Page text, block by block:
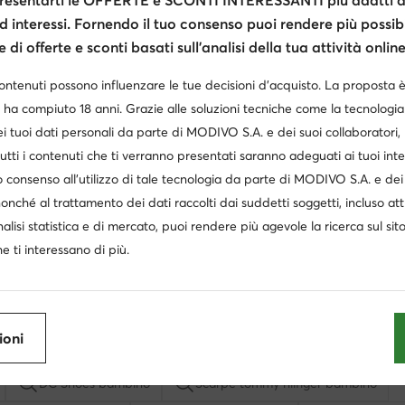
extra -10% Codice: SUMMER
XA PRO WP J L49308100 · Scarpe running
€
extra -10% Codice: SUMMER
Asics
Upcourt 6 Gs 1074A045 · Scarpe indoor
Prezzo attuale
48,99
Prezzo più basso47,99 €
extra
Reebok
Scarpe
Prezzo
€
Prezzo
Prezzo
Scarpe da trekking ed escursionismo per bambino Keen
DC Shoes bambino Scarpe tommy hilfiger bambino
interessi. Fornendo il tuo consenso puoi rendere più
di offerte e sconti basati sull’analisi della tua attività
possono influenzare le tue decisioni d’acquisto. La proposta
compiuto 18 anni. Grazie alle soluzioni tecniche come la
tuoi dati personali da parte di MODIVO S.A. e dei suoi collaboratori,
i contenuti che ti verranno presentati saranno adeguati ai tuoi
consenso all’utilizzo di tale tecnologia da parte di MODIVO S.A. e
al trattamento dei dati raccolti dai suddetti soggetti, incluso
statistica e di mercato, puoi rendere più agevole la ricerca sul
ti interessano di più.